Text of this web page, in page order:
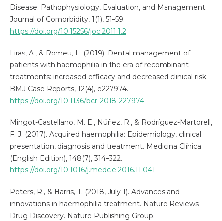
Disease: Pathophysiology, Evaluation, and Management.
Journal of Comorbidity, 1(1), 51–59.
https://doi.org/10.15256/joc.2011.1.2
Liras, A., & Romeu, L. (2019). Dental management of
patients with haemophilia in the era of recombinant
treatments: increased efficacy and decreased clinical risk.
BMJ Case Reports, 12(4), e227974.
https://doi.org/10.1136/bcr-2018-227974
Mingot-Castellano, M. E., Núñez, R., & Rodríguez-Martorell,
F. J. (2017). Acquired haemophilia: Epidemiology, clinical
presentation, diagnosis and treatment. Medicina Clínica
(English Edition), 148(7), 314–322.
https://doi.org/10.1016/j.medcle.2016.11.041
Peters, R., & Harris, T. (2018, July 1). Advances and
innovations in haemophilia treatment. Nature Reviews
Drug Discovery. Nature Publishing Group.